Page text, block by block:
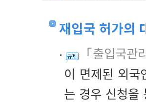
재입국 허가의
「출입국
이 면제된 외국
는 경우 신청을